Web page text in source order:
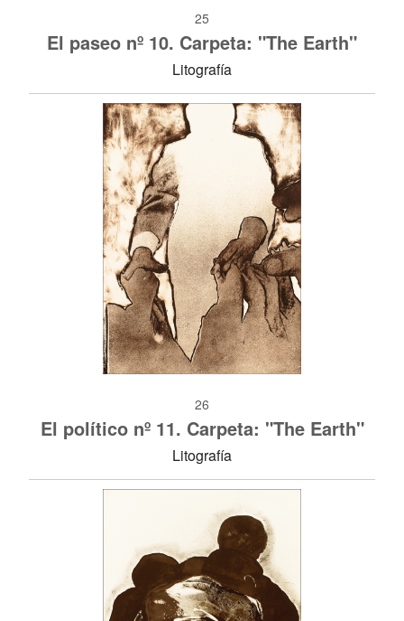
25
El paseo nº 10. Carpeta: "The Earth"
Litografía
26
El político nº 11. Carpeta: "The Earth"
Litografía